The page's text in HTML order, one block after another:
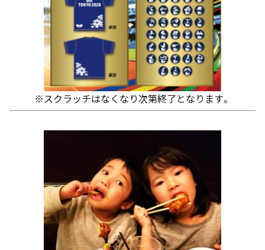
※スクラッチはなくなり次第終了となります。